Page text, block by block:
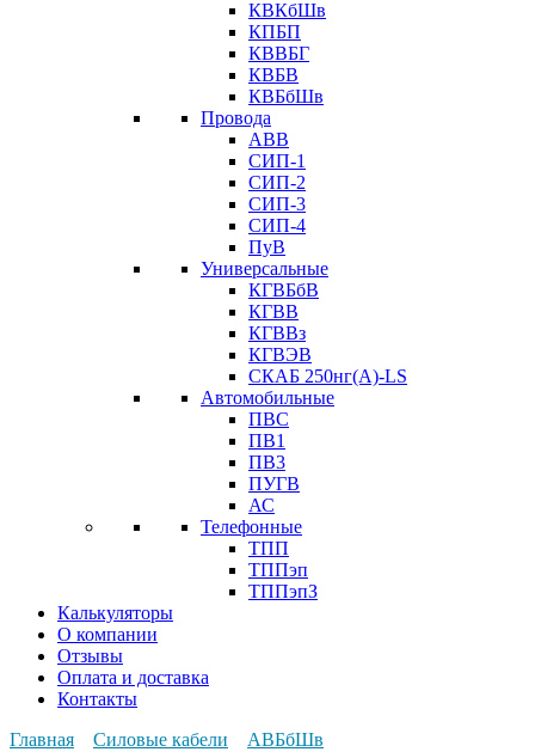
КВКбШв
КПБП
КВВБГ
КВБВ
КВБбШв
Провода
АВВ
СИП-1
СИП-2
СИП-3
СИП-4
ПуВ
Универсальные
КГВБбВ
КГВВ
КГВВз
КГВЭВ
СКАБ 250нг(А)-LS
Автомобильные
ПВС
ПВ1
ПВ3
ПУГВ
АС
Телефонные
ТПП
ТППэп
ТППэпЗ
Калькуляторы
О компании
Отзывы
Оплата и доставка
Контакты
Главная
Силовые кабели АВБбШв